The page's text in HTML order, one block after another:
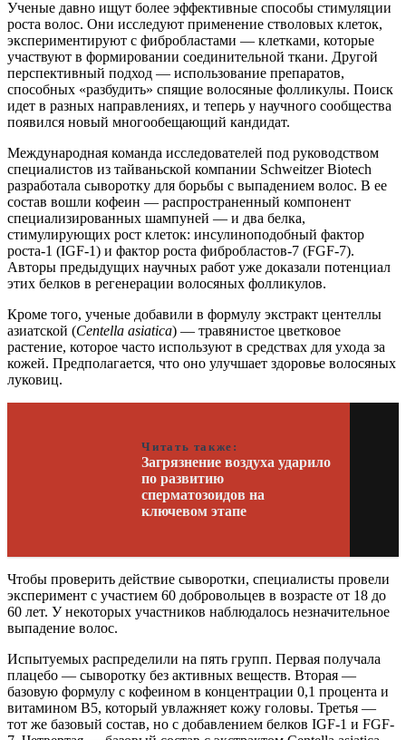
Ученые давно ищут более эффективные способы стимуляции
роста волос. Они исследуют применение стволовых клеток,
экспериментируют с фибробластами — клетками, которые
участвуют в формировании соединительной ткани. Другой
перспективный подход — использование препаратов,
способных «разбудить» спящие волосяные фолликулы. Поиск
идет в разных направлениях, и теперь у научного сообщества
появился новый многообещающий кандидат.
Международная команда исследователей под руководством
специалистов из тайваньской компании Schweitzer Biotech
разработала сыворотку для борьбы с выпадением волос. В ее
состав вошли кофеин — распространенный компонент
специализированных шампуней — и два белка,
стимулирующих рост клеток: инсулиноподобный фактор
роста-1 (IGF-1) и фактор роста фибробластов-7 (FGF-7).
Авторы предыдущих научных работ уже доказали потенциал
этих белков в регенерации волосяных фолликулов.
Кроме того, ученые добавили в формулу экстракт центеллы
азиатской (Centella asiatica) — травянистое цветковое
растение, которое часто используют в средствах для ухода за
кожей. Предполагается, что оно улучшает здоровье волосяных
луковиц.
Читать также:
Загрязнение воздуха ударило
по развитию
сперматозоидов на
ключевом этапе
Чтобы проверить действие сыворотки, специалисты провели
эксперимент с участием 60 добровольцев в возрасте от 18 до
60 лет. У некоторых участников наблюдалось незначительное
выпадение волос.
Испытуемых распределили на пять групп. Первая получала
плацебо — сыворотку без активных веществ. Вторая —
базовую формулу с кофеином в концентрации 0,1 процента и
витамином B5, который увлажняет кожу головы. Третья —
тот же базовый состав, но с добавлением белков IGF-1 и FGF-